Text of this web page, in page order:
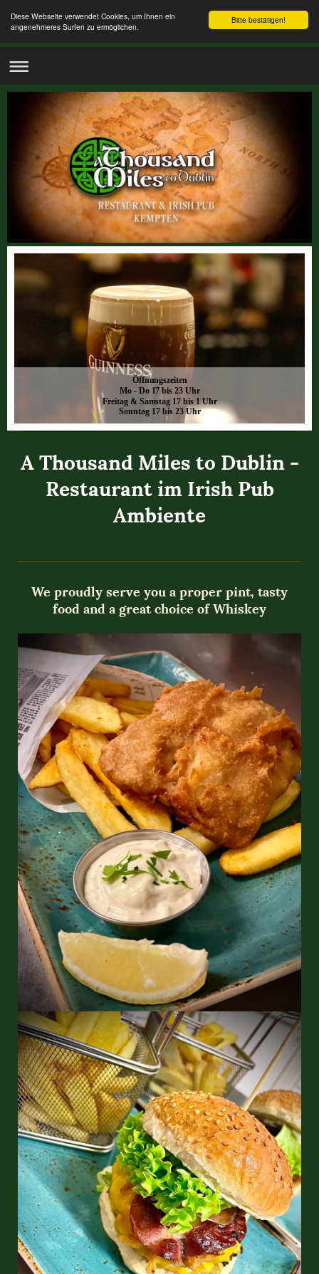
Bitte bestätigen!
Diese Webseite verwendet Cookies, um Ihnen ein
angenehmeres Surfen zu ermöglichen.
Öffnungszeiten
Mo - Do 17 bis 23 Uhr
Freitag & Samstag 17 bis 1 Uhr
Sonntag 17 bis 23 Uhr
A Thousand Miles to Dublin -
Restaurant im Irish Pub
Ambiente
We proudly serve you a proper pint, tasty
food and a great choice of Whiskey